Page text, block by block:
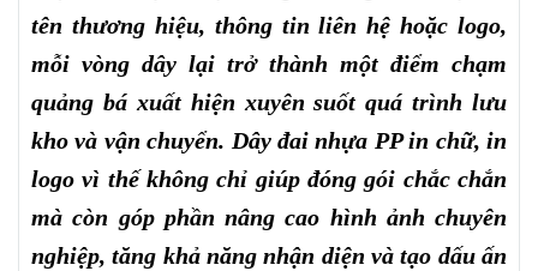
tên thương hiệu, thông tin liên hệ hoặc logo,
mỗi vòng dây lại trở thành một điểm chạm
quảng bá xuất hiện xuyên suốt quá trình lưu
kho và vận chuyển. Dây đai nhựa PP in chữ, in
logo vì thế không chỉ giúp đóng gói chắc chắn
mà còn góp phần nâng cao hình ảnh chuyên
nghiệp, tăng khả năng nhận diện và tạo dấu ấn